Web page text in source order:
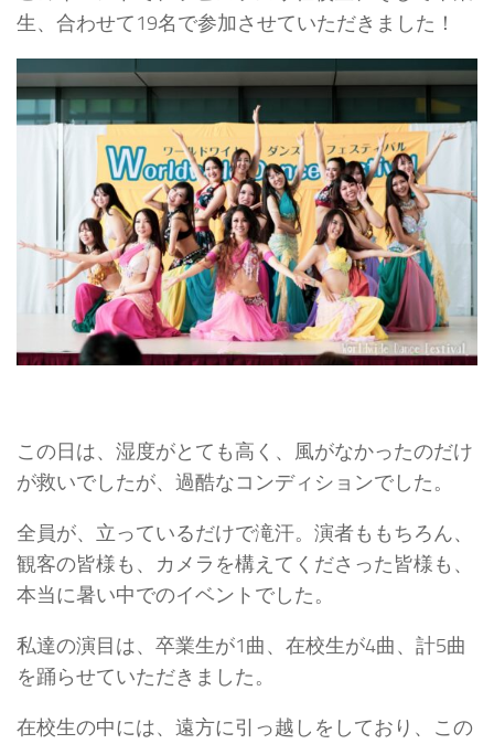
生、合わせて19名で参加させていただきました！
この日は、湿度がとても高く、風がなかったのだけ
が救いでしたが、過酷なコンディションでした。
全員が、立っているだけで滝汗。演者ももちろん、
観客の皆様も、カメラを構えてくださった皆様も、
本当に暑い中でのイベントでした。
私達の演目は、卒業生が1曲、在校生が4曲、計5曲
を踊らせていただきました。
在校生の中には、遠方に引っ越しをしており、この